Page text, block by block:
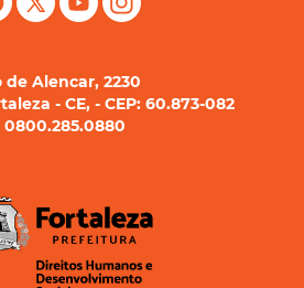
de Alencar, 2230
- CE, - CEP: 60.873-082